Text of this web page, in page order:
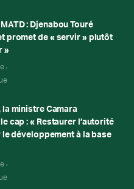
: Djenabou Touré
promet de « servir » plutôt
»
la ministre Camara
cap : « Restaurer l’autorité
le développement à la base